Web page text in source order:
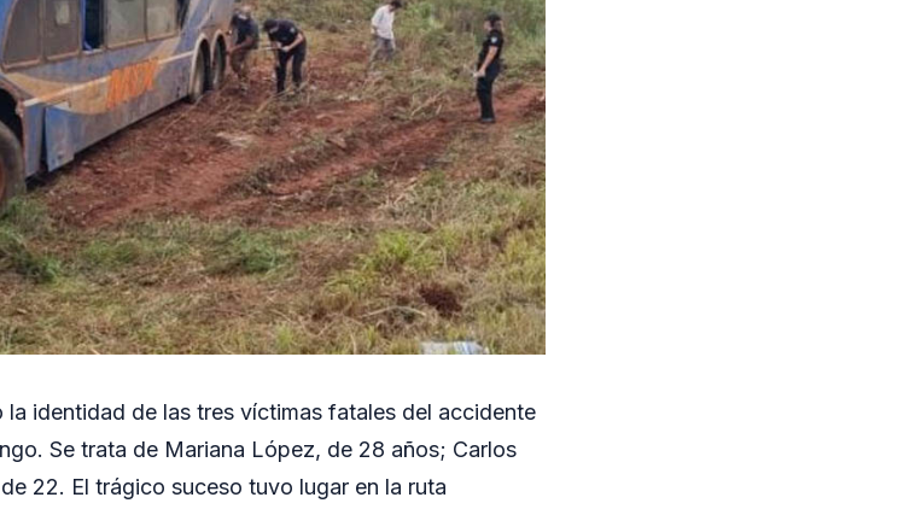
identidad de las tres víctimas fatales del accidente
Se trata de Mariana López, de 28 años; Carlos
22. El trágico suceso tuvo lugar en la ruta